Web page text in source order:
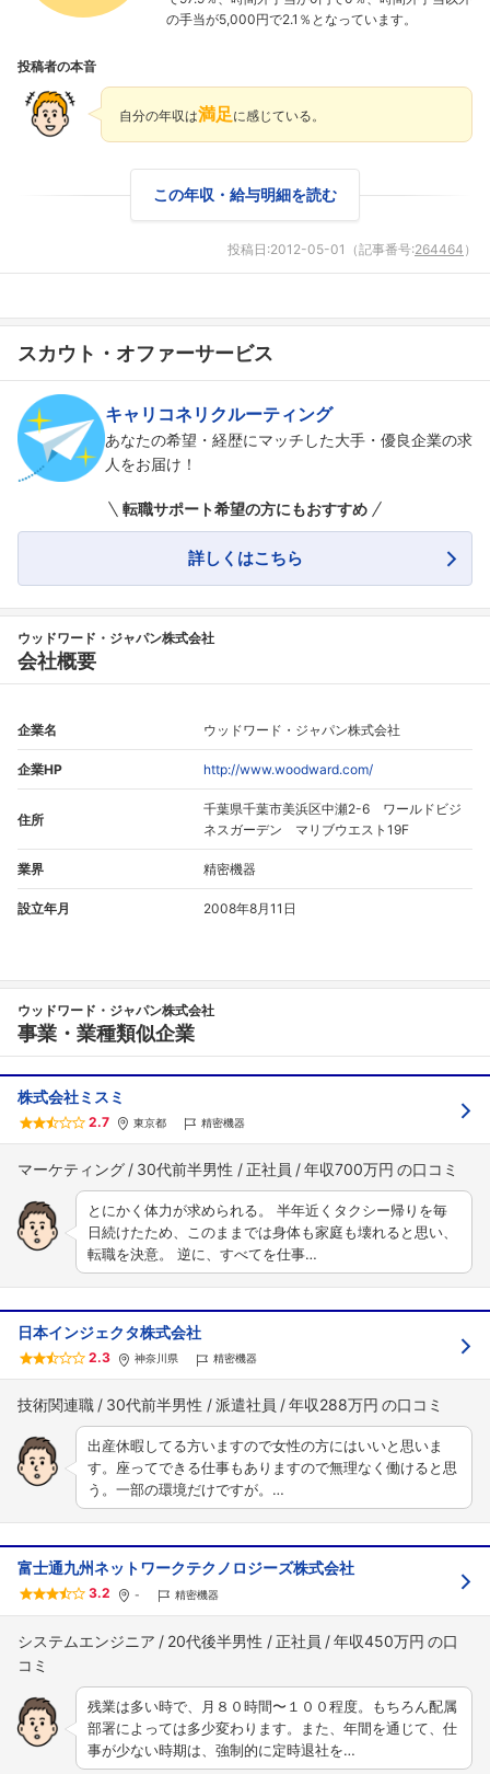
フォローしました
こちらの企業もフォローしませんか？
の手当が5,000円で2.1％となっています。
投稿者の本音
自分の年収は満足 に感じている。
この年収・給与明細を読む
投稿日:2012-05-01 （記事番号:264464 ）
スカウト・オファーサービス
キャリコネリクルーティング
あなたの希望・経歴にマッチした大手・優良企業の求
人をお届け！
転職サポート希望の方にもおすすめ
詳しくはこちら
ウッドワード・ジャパン株式会社
会社概要
企業名 ウッドワード・ジャパン株式会社
企業HP http://www.woodward.com/
住所
千葉県千葉市美浜区中瀬2-6 ワールドビジ
ネスガーデン マリブウエスト19F
業界 精密機器
設立年月 2008年8月11日
ウッドワード・ジャパン株式会社
事業・業種類似企業
株式会社ミスミ
2.7 東京都 精密機器
マーケティング 30代前半男性 正社員 年収700万円
とにかく体力が求められる。 半年近くタクシー帰りを毎
日続けたため、このままでは身体も家庭も壊れると思い、
転職を決意。 逆に、すべてを仕事…
日本インジェクタ株式会社
2.3 神奈川県 精密機器
技術関連職 30代前半男性 派遣社員 年収288万円
出産休暇してる方いますので女性の方にはいいと思いま
す。座ってできる仕事もありますので無理なく働けると思
う。一部の環境だけですが。…
富士通九州ネットワークテクノロジーズ株式会社
3.2 - 精密機器
システムエンジニア 20代後半男性 正社員 年収450万円
残業は多い時で、月８０時間〜１００程度。もちろん配属
部署によっては多少変わります。また、年間を通じて、仕
事が少ない時期は、強制的に定時退社を…